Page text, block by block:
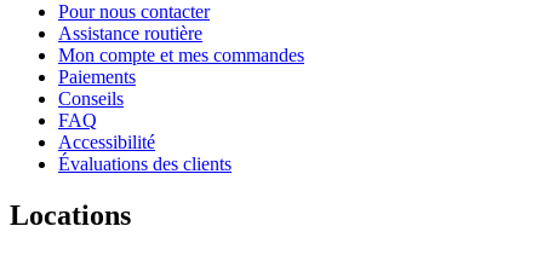
Pour nous contacter
Assistance routière
Mon compte et mes commandes
Paiements
Conseils
FAQ
Accessibilité
Évaluations des clients
Locations